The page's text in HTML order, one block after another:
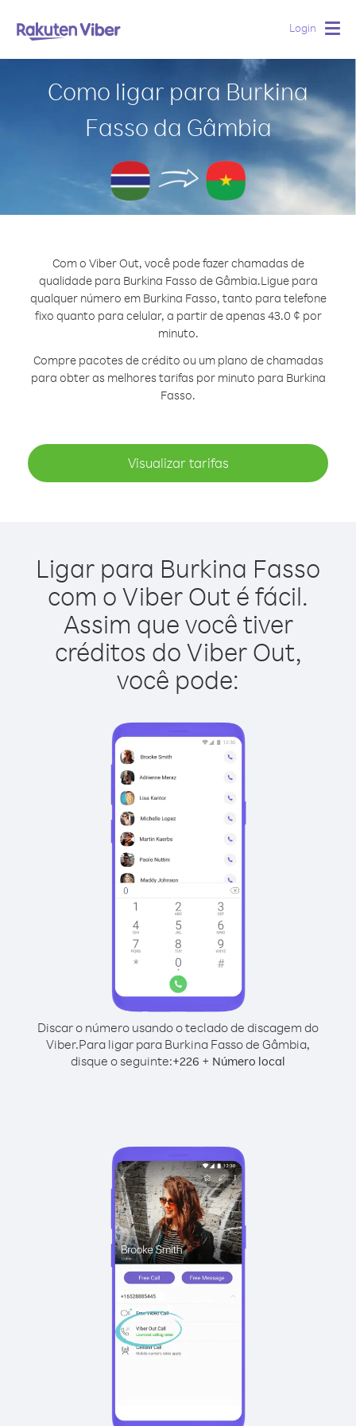
Login
Como ligar para Burkina
Fasso da Gâmbia
Com o Viber Out, você pode fazer chamadas de
qualidade para Burkina Fasso de Gâmbia.Ligue para
qualquer número em Burkina Fasso, tanto para telefone
fixo quanto para celular, a partir de apenas 43.0 ¢ por
minuto.
Compre pacotes de crédito ou um plano de chamadas
para obter as melhores tarifas por minuto para Burkina
Fasso.
Visualizar tarifas
Ligar para Burkina Fasso
com o Viber Out é fácil.
Assim que você tiver
créditos do Viber Out,
você pode:
Discar o número usando o teclado de discagem do
Viber.Para ligar para Burkina Fasso de Gâmbia,
disque o seguinte:+226 + Número local